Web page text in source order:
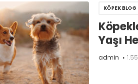
KÖPEK BLOG
Yaşı
admin